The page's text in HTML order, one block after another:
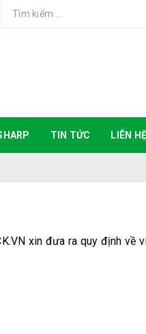
TIN TỨC LIÊN HỆ
xin đưa ra quy định về